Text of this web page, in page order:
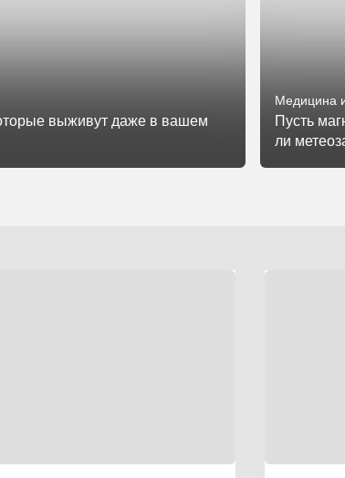
выживут даже в вашем
Медицина
Пусть
ли